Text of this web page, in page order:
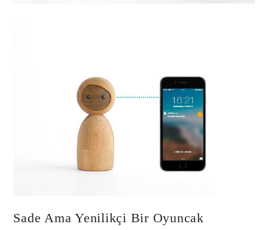
Sade Ama Yenilikçi Bir Oyuncak